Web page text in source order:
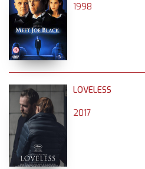
1998
LOVELESS
2017